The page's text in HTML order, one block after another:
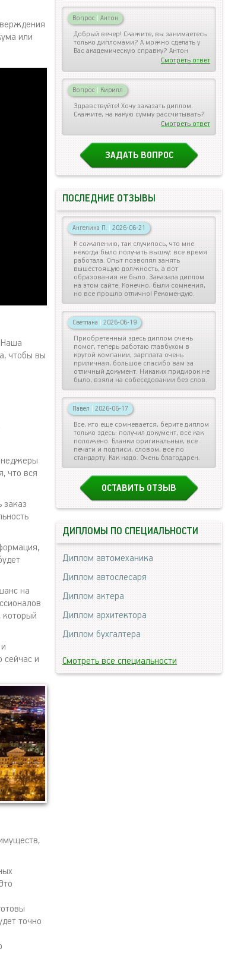
или
Наша
чтобы вы
что вся
заказ
на
который
сейчас и
точно
Вопрос | Антон
Добрый вечер! Скажите, вы занимаетесь
только дипломами? А можно сделать у
Вас академическую справку? Антон
Смотреть ответ
Вопрос | Кирилл
Здравствуйте! Хочу заказать диплом.
Скажите, на какую сумму рассчитывать?
Смотреть ответ
ЗАДАТЬ ВОПРОС
ПОСЛЕДНИЕ ОТЗЫВЫ
Ангелина П. | 2026-06-21
К сожалению, так случилось, что мне
некогда было получать вышку: все время
работала. Опыт позволял занять
вышестоящую должность, а вот
образования не было. Заказала диплом
на этом сайте. Конечно, были сомнения,
но все прошло отлично! Рекомендую.
Светлана | 2026-06-19
Приобретенный здесь диплом очень
помог, теперь работаю главбухом в
крутой компании, зарплата очень
приличная, большое спасибо вам за
отличный документ. Никаких придирок не
было, взяли на собеседовании без слов.
Павел | 2026-06-17
Все, кто еще сомневается, берите диплом
только здесь: получил документ, все как
положено. Бланки оригинальные, все
печати и подписи, словом, все по
стандарту. Как надо. Очень благодарен.
ОСТАВИТЬ ОТЗЫВ
ДИПЛОМЫ ПО СПЕЦИАЛЬНОСТИ
Диплом автомеханика
Диплом автослесаря
Диплом актера
Диплом архитектора
Диплом бухгалтера
Смотреть все специальности